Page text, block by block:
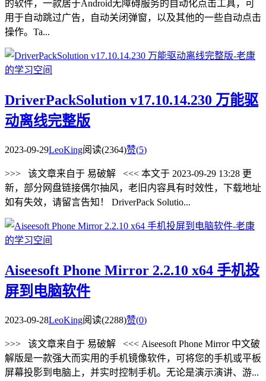
的软件，一款居于Android无障碍服务的自动化点击工具，可
用于自动跳过广告，自动关闭弹窗，以及其他的一些自动点击
操作。Ta...
DriverPackSolution v17.10.14.230 万能驱
动离线完整版
2023-09-29LeoKing阅读(2364)赞(5)
>>> 该文章来自于 易破解 <<< 本文于 2023-09-29 13:28 更
新，部分网盘链接偶尔抽风，老旧内容具有时效性，下载地址
如有失效，请留言告知！ DriverPack Solutio...
Aiseesoft Phone Mirror 2.2.10 x64 手机投
屏到电脑软件
2023-09-28LeoKing阅读(2288)赞(0)
>>> 该文章来自于 易破解 <<< Aiseesoft Phone Mirror 中文破
解版是一款强大而实用的手机镜像软件，可将您的手机或平板
屏幕投影到电脑上，并实时控制手机。无论是演示演讲、游...